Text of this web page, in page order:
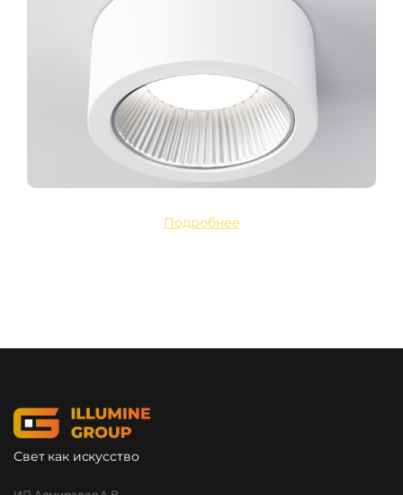
Подробнее
Свет как искусство